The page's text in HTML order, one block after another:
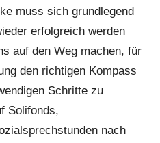
muss sich grundlegend
erfolgreich werden
auf den Weg machen, für
den richtigen Kompass
Schritte zu
Solifonds,
nach